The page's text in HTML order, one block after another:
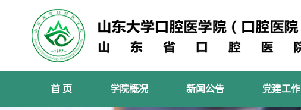
首 页 学院概况 新闻公告 党建工作